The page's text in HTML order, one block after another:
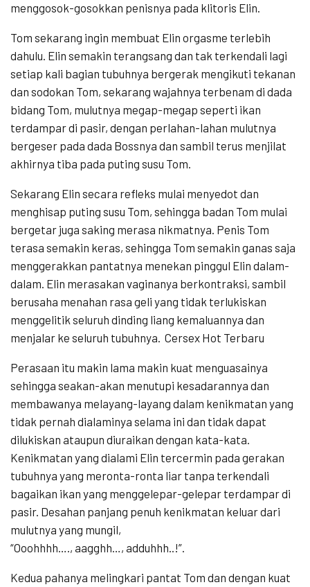
menggosok-gosokkan penisnya pada klitoris Elin.
Tom sekarang ingin membuat Elin orgasme terlebih
dahulu. Elin semakin terangsang dan tak terkendali lagi
setiap kali bagian tubuhnya bergerak mengikuti tekanan
dan sodokan Tom, sekarang wajahnya terbenam di dada
bidang Tom, mulutnya megap-megap seperti ikan
terdampar di pasir, dengan perlahan-lahan mulutnya
bergeser pada dada Bossnya dan sambil terus menjilat
akhirnya tiba pada puting susu Tom.
Sekarang Elin secara refleks mulai menyedot dan
menghisap puting susu Tom, sehingga badan Tom mulai
bergetar juga saking merasa nikmatnya. Penis Tom
terasa semakin keras, sehingga Tom semakin ganas saja
menggerakkan pantatnya menekan pinggul Elin dalam-
dalam. Elin merasakan vaginanya berkontraksi, sambil
berusaha menahan rasa geli yang tidak terlukiskan
menggelitik seluruh dinding liang kemaluannya dan
menjalar ke seluruh tubuhnya. Cersex Hot Terbaru
Perasaan itu makin lama makin kuat menguasainya
sehingga seakan-akan menutupi kesadarannya dan
membawanya melayang-layang dalam kenikmatan yang
tidak pernah dialaminya selama ini dan tidak dapat
dilukiskan ataupun diuraikan dengan kata-kata.
Kenikmatan yang dialami Elin tercermin pada gerakan
tubuhnya yang meronta-ronta liar tanpa terkendali
bagaikan ikan yang menggelepar-gelepar terdampar di
pasir. Desahan panjang penuh kenikmatan keluar dari
mulutnya yang mungil,
“Ooohhhh…., aagghh…, adduhhh..!”.
Kedua pahanya melingkari pantat Tom dan dengan kuat